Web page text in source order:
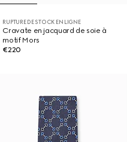
RUPTURE DE STOCK EN LIGNE
Cravate en jacquard de soie à
motif Mors
€220